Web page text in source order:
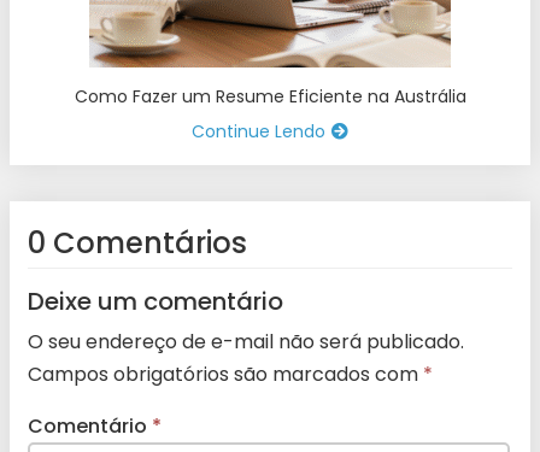
Como Fazer um Resume Eficiente na Austrália
Continue Lendo
0 Comentários
Deixe um comentário
O seu endereço de e-mail não será publicado.
Campos obrigatórios são marcados com *
Comentário *